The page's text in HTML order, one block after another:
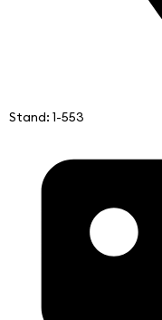
Stand: 1-553